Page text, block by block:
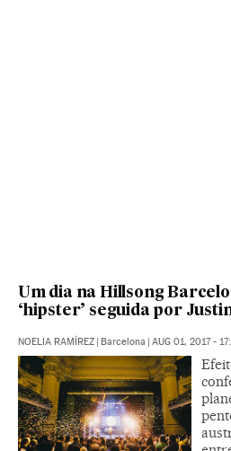
Um dia na Hillsong
‘hipster’ seguida por
NOELIA RAMÍREZ | Barcelona | AUG 01, 2017 -